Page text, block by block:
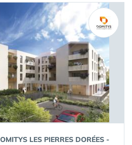
LES PIERRES DORÉES -